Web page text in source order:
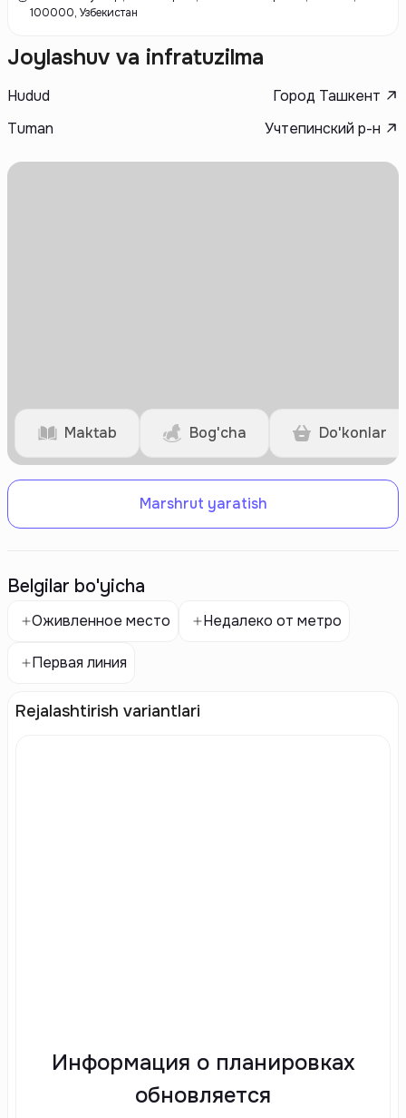
соответствует современным требованиям и стандартам качества.
100000, Узбекистан
Joylashuv va infratuzilma
Hudud
Город Ташкент
Tuman
Учтепинский р-н
Maktab Bog'cha Do'konlar
Marshrut yaratish
Belgilar bo'yicha
Оживленное место Недалеко от метро
Первая линия
Rejalashtirish variantlari
Информация о планировках
обновляется